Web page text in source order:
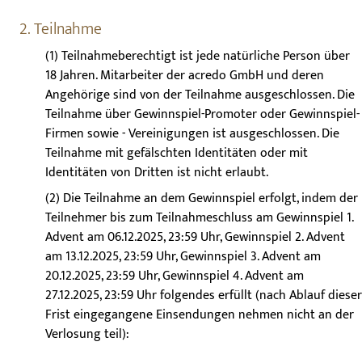
2. Teilnahme
(1) Teilnahmeberechtigt ist jede natürliche Person über
18 Jahren. Mitarbeiter der acredo GmbH und deren
Angehörige sind von der Teilnahme ausgeschlossen. Die
Teilnahme über Gewinnspiel-Promoter oder Gewinnspiel-
Firmen sowie - Vereinigungen ist ausgeschlossen. Die
Teilnahme mit gefälschten Identitäten oder mit
Identitäten von Dritten ist nicht erlaubt.
(2) Die Teilnahme an dem Gewinnspiel erfolgt, indem der
Teilnehmer bis zum Teilnahmeschluss am Gewinnspiel 1.
Advent am 06.12.2025, 23:59 Uhr, Gewinnspiel 2. Advent
am 13.12.2025, 23:59 Uhr, Gewinnspiel 3. Advent am
20.12.2025, 23:59 Uhr, Gewinnspiel 4. Advent am
27.12.2025, 23:59 Uhr folgendes erfüllt (nach Ablauf dieser
Frist eingegangene Einsendungen nehmen nicht an der
Verlosung teil):